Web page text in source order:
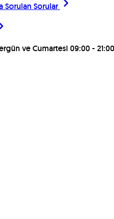
Sorulan Sorular
ve Cumartesi 09:00 - 21:00